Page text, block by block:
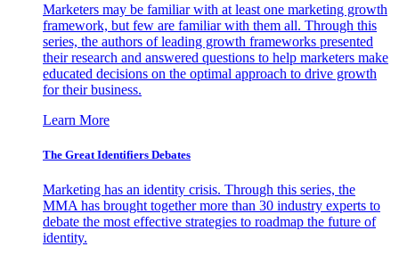
Marketers may be familiar with at least one marketing growth
framework, but few are familiar with them all. Through this
series, the authors of leading growth frameworks presented
their research and answered questions to help marketers make
educated decisions on the optimal approach to drive growth
for their business.
Learn More
The Great Identifiers Debates
Marketing has an identity crisis. Through this series, the
MMA has brought together more than 30 industry experts to
debate the most effective strategies to roadmap the future of
identity.